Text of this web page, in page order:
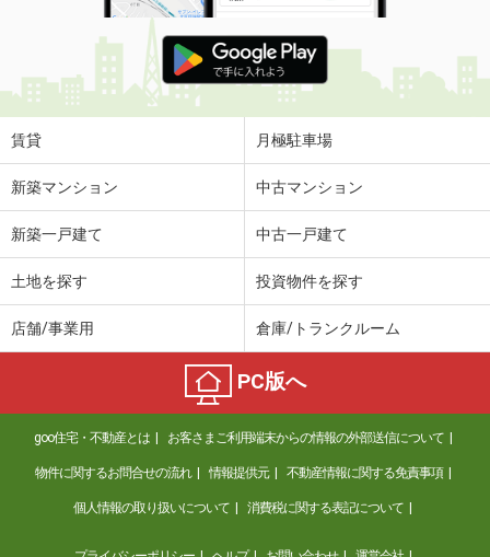
三重県四日市市釆女町
価 格
5.30万円
住 所
三重県四日市市釆女町
専有面積
三重県鈴鹿市長太新町３
6.50万円
三重県桑名市常盤町
4.60万円
住 所
三重県桑名市常盤町
専有面積 19.66m²
間取り
ワンルーム
三重県鈴鹿市一ノ宮町
賃貸 月極駐車場
新築マンション 中古マンション
新築一戸建て 中古一戸建て
土地を探す 投資物件を探す
店舗/事業用 倉庫/トランクルーム
PC版へ
goo住宅・不動産とは お客さまご利用端末からの情報の外部送信について
物件に関するお問合せの流れ 情報提供元 不動産情報に関する免責事項
個人情報の取り扱いについて 消費税に関する表記について